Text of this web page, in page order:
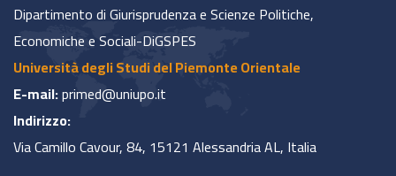
Dipartimento di Giurisprudenza e Scienze Politiche,
Economiche e Sociali-DiGSPES
Università degli Studi del Piemonte Orientale
E-mail:primed@uniupo.it
Indirizzo:
Via Camillo Cavour, 84, 15121 Alessandria AL, Italia